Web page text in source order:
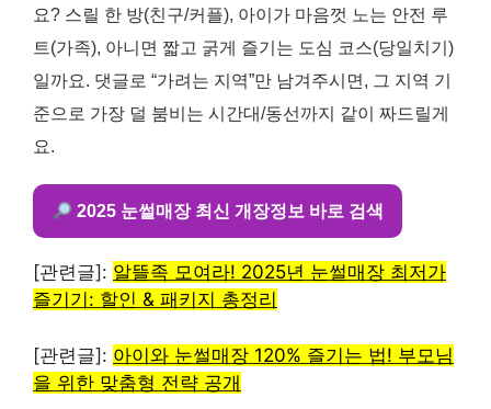
요? 스릴 한 방(친구/커플), 아이가 마음껏 노는 안전 루
트(가족), 아니면 짧고 굵게 즐기는 도심 코스(당일치기)
일까요. 댓글로 “가려는 지역”만 남겨주시면, 그 지역 기
준으로 가장 덜 붐비는 시간대/동선까지 같이 짜드릴게
요.
2025 눈썰매장 최신 개장정보 바로 검색
[관련글]: 알뜰족 모여라! 2025년 눈썰매장 최저가
즐기기: 할인 & 패키지 총정리
[관련글]: 아이와 눈썰매장 120% 즐기는 법! 부모님
을 위한 맞춤형 전략 공개